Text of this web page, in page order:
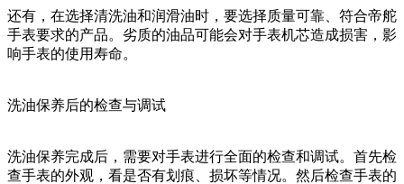
还有，在选择清洗油和润滑油时，要选择质量可靠、符合帝舵
手表要求的产品。劣质的油品可能会对手表机芯造成损害，影
响手表的使用寿命。
洗油保养后的检查与调试
洗油保养完成后，需要对手表进行全面的检查和调试。首先检
查手表的外观，看是否有划痕、损坏等情况。然后检查手表的